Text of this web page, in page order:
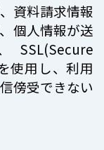
資料請求情報
個人情報が送
SSL(Secure
使用し、利用
傍受できない